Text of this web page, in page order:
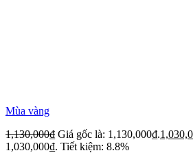
Mùa vàng
1,130,000₫ Giá gốc là: 1,130,000₫.
1,030,000₫. Tiết kiệm: 8.8%